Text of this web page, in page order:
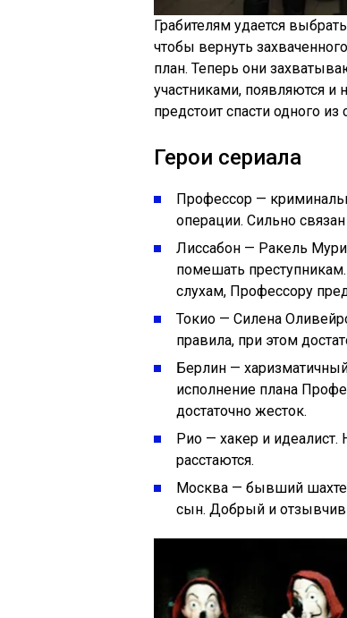
Грабителям удается
чтобы вернуть
план. Теперь они
участниками, появляются и
предстоит спасти одного из
Герои сериала
Профессор —
операции. Сильно
Лиссабон — Ракель
помешать
слухам, Профессору
Токио — Силена
правила, при этом
Берлин —
исполнение плана
достаточно жесток.
Рио — хакер и идеалист.
расстаются.
Москва — бывший
сын. Добрый и